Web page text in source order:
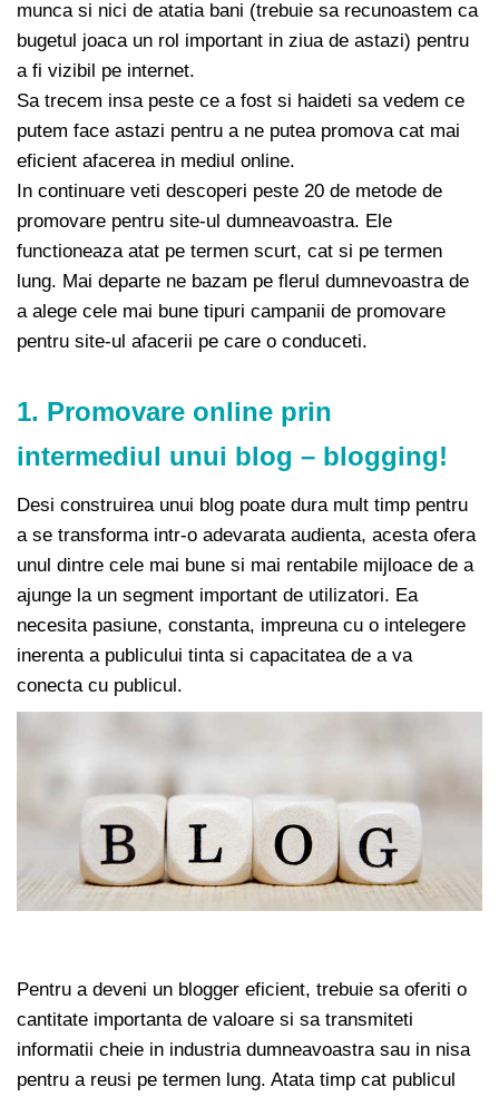
munca si nici de atatia bani (trebuie sa recunoastem ca
bugetul joaca un rol important in ziua de astazi) pentru
a fi vizibil pe internet.
Sa trecem insa peste ce a fost si haideti sa vedem ce
putem face astazi pentru a ne putea promova cat mai
eficient afacerea in mediul online.
In continuare veti descoperi peste 20 de metode de
promovare pentru site-ul dumneavoastra. Ele
functioneaza atat pe termen scurt, cat si pe termen
lung. Mai departe ne bazam pe flerul dumnevoastra de
a alege cele mai bune tipuri campanii de promovare
pentru site-ul afacerii pe care o conduceti.
1. Promovare online prin
intermediul unui blog – blogging!
Desi construirea unui blog poate dura mult timp pentru
a se transforma intr-o adevarata audienta, acesta ofera
unul dintre cele mai bune si mai rentabile mijloace de a
ajunge la un segment important de utilizatori. Ea
necesita pasiune, constanta, impreuna cu o intelegere
inerenta a publicului tinta si capacitatea de a va
conecta cu publicul.
Pentru a deveni un blogger eficient, trebuie sa oferiti o
cantitate importanta de valoare si sa transmiteti
informatii cheie in industria dumneavoastra sau in nisa
pentru a reusi pe termen lung. Atata timp cat publicul